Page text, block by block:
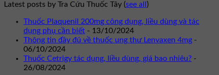
Latest posts by Tra Cứu Thuốc Tây (see all )
Thuốc Plaquenil 200mg công dụng, liều dùng và tác
dụng phụ cần biết - 13/10/2024
Thông tin đầy đủ về thuốc ung thư Lenvaxen 4mg -
06/10/2024
Thuốc Cetrigy tác dụng, liều dùng, giá bao nhiêu? -
26/08/2024